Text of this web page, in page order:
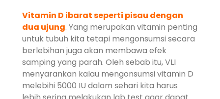
Vitamin D ibarat seperti pisau dengan
dua ujung. Yang merupakan vitamin penting
untuk tubuh kita tetapi mengonsumsi secara
berlebihan juga akan membawa efek
samping yang parah. Oleh sebab itu, VLI
menyarankan kalau mengonsumsi vitamin D
melebihi 5000 IU dalam sehari kita harus